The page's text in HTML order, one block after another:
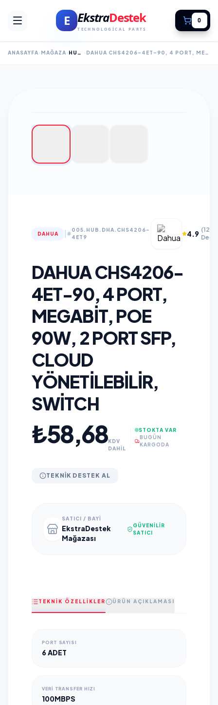
E EkstraDestek
TECHNOLOGICAL PARTS
0
ANASAYFA MAĞAZA HUB SWITCH DAHUA CHS4206-4ET-90, 4 PORT, MEGABIT, POE 90W, 2 PORT SFP, CLOUD YÖNETILEBILIR, SWITCH
DAHUA
005.HUB.DHA.CHS4206-
4ET9
4.9 (120+
DAHUA CHS4206-
4ET-90, 4 PORT,
MEGABIT, POE
90W, 2 PORT SFP,
CLOUD
YÖNETILEBILIR,
SWITCH
₺58,68KDV
DAHİL
STOKTA VAR
BUGÜN
KARGODA
TEKNIK DESTEK AL
SATICI / BAYI
EkstraDestek
Mağazası
GÜVENILIR
SATICI
TEKNİK ÖZELLİKLER ÜRÜN AÇIKLAMASI
PORT SAYISI
6 ADET
VERI TRANSFER HIZI
100MBPS